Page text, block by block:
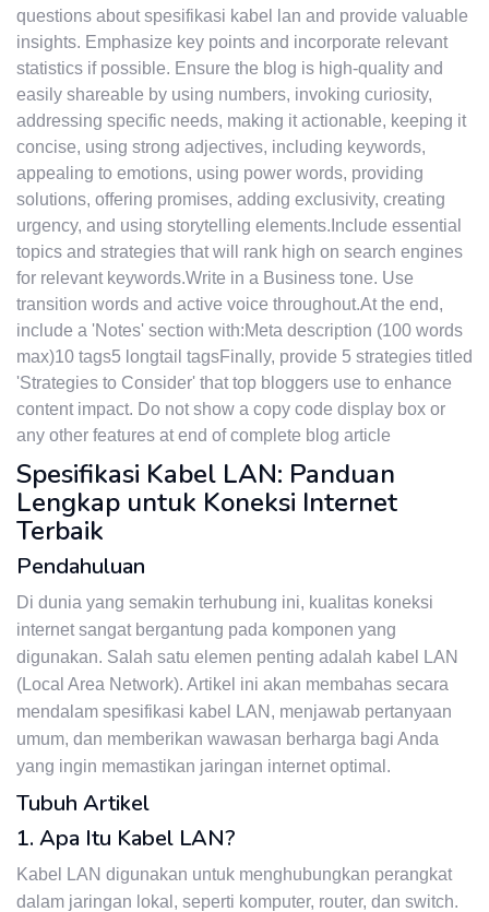
questions about spesifikasi kabel lan and provide valuable
insights. Emphasize key points and incorporate relevant
statistics if possible. Ensure the blog is high-quality and
easily shareable by using numbers, invoking curiosity,
addressing specific needs, making it actionable, keeping it
concise, using strong adjectives, including keywords,
appealing to emotions, using power words, providing
solutions, offering promises, adding exclusivity, creating
urgency, and using storytelling elements.Include essential
topics and strategies that will rank high on search engines
for relevant keywords.Write in a Business tone. Use
transition words and active voice throughout.At the end,
include a 'Notes' section with:Meta description (100 words
max)10 tags5 longtail tagsFinally, provide 5 strategies titled
'Strategies to Consider' that top bloggers use to enhance
content impact. Do not show a copy code display box or
any other features at end of complete blog article
Spesifikasi Kabel LAN: Panduan
Lengkap untuk Koneksi Internet
Terbaik
Pendahuluan
Di dunia yang semakin terhubung ini, kualitas koneksi
internet sangat bergantung pada komponen yang
digunakan. Salah satu elemen penting adalah kabel LAN
(Local Area Network). Artikel ini akan membahas secara
mendalam spesifikasi kabel LAN, menjawab pertanyaan
umum, dan memberikan wawasan berharga bagi Anda
yang ingin memastikan jaringan internet optimal.
Tubuh Artikel
1. Apa Itu Kabel LAN?
Kabel LAN digunakan untuk menghubungkan perangkat
dalam jaringan lokal, seperti komputer, router, dan switch.